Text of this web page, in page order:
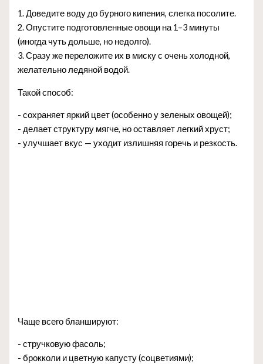
1. Доведите воду до бурного кипения, слегка посолите.
2. Опустите подготовленные овощи на 1–3 минуты
(иногда чуть дольше, но недолго).
3. Сразу же переложите их в миску с очень холодной,
желательно ледяной водой.
Такой способ:
- сохраняет яркий цвет (особенно у зеленых овощей);
- делает структуру мягче, но оставляет легкий хруст;
- улучшает вкус — уходит излишняя горечь и резкость.
Чаще всего бланшируют:
- стручковую фасоль;
- брокколи и цветную капусту (соцветиями);